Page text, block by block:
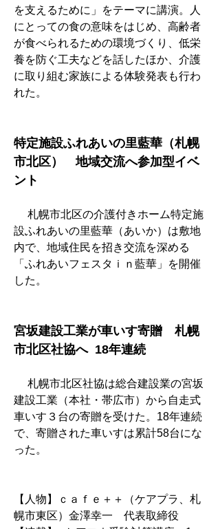
を支えるために」をテーマに講演。人
にとっての食の意味をはじめ、高齢者
が食べられるための環境づくり、低栄
養を防ぐ工夫などを話したほか、介護
に取り組む家族による体験発表も行わ
れた。
特定施設ふれあいの里藍華（札幌
市北区）　地域交流へ参加型イベ
ント
札幌市北区の介護付きホーム特定施
設ふれあいの里藍華（あいか）は敷地
内で、地域住民を招き交流を深める
「ふれあいフェスタｉｎ藍華」を開催
した。
宮坂建設工業が車いす寄贈　札幌
市北区社協へ  18年連続
札幌市北区社協は総合建設業の宮坂
建設工業（本社・帯広市）から自走式
車いす３台の寄贈を受けた。18年連続
で、寄贈された車いすは累計58台にな
った。
【人物】ｃａｆｅ＋＋（ケアプラ、札
幌市東区）金澤幸一　代表取締役